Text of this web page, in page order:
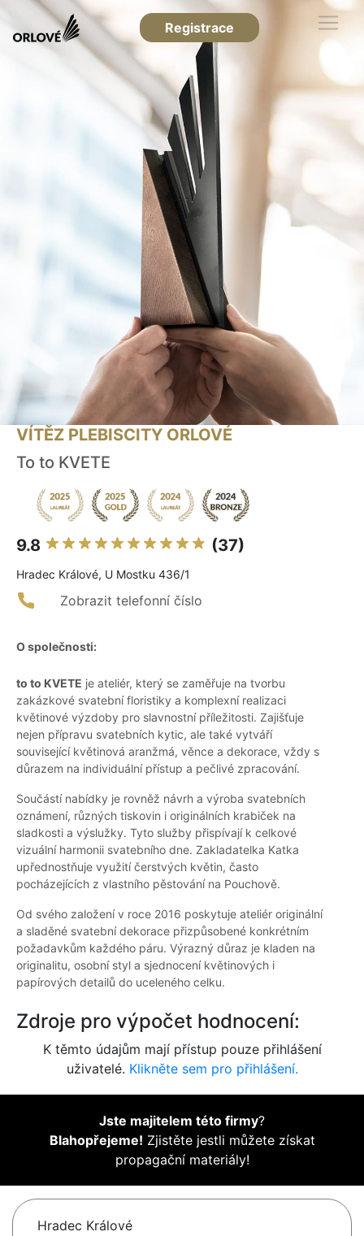
Registrace
VÍTĚZ PLEBISCITY ORLOVÉ
To to KVETE
9.8 (37)
Hradec Králové, U Mostku 436/1
Zobrazit telefonní číslo
O společnosti:
to to KVETE je ateliér, který se zaměřuje na tvorbu
zakázkové svatební floristiky a komplexní realizaci
květinové výzdoby pro slavnostní příležitosti. Zajišťuje
nejen přípravu svatebních kytic, ale také vytváří
související květinová aranžmá, věnce a dekorace, vždy s
důrazem na individuální přístup a pečlivé zpracování.
Součástí nabídky je rovněž návrh a výroba svatebních
oznámení, různých tiskovin i originálních krabiček na
sladkosti a výslužky. Tyto služby přispívají k celkové
vizuální harmonii svatebního dne. Zakladatelka Katka
upřednostňuje využití čerstvých květin, často
pocházejících z vlastního pěstování na Pouchově.
Od svého založení v roce 2016 poskytuje ateliér originální
a sladěné svatební dekorace přizpůsobené konkrétním
požadavkům každého páru. Výrazný důraz je kladen na
originalitu, osobní styl a sjednocení květinových i
papírových detailů do uceleného celku.
Zdroje pro výpočet hodnocení:
K těmto údajům mají přístup pouze přihlášení
uživatelé. Klikněte sem pro přihlášení.
Jste majitelem této firmy?
Blahopřejeme! Zjistěte jestli můžete získat
propagační materiály!
Hradec Králové